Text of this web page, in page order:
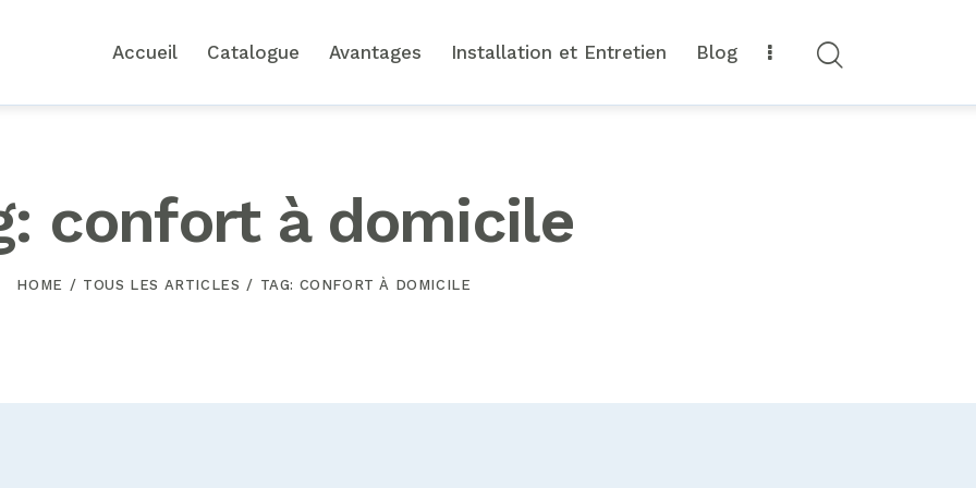
Accueil Catalogue Avantages Installation et Entretien Blog
confort à domicile
HOME TOUS LES ARTICLES TAG: CONFORT À DOMICILE